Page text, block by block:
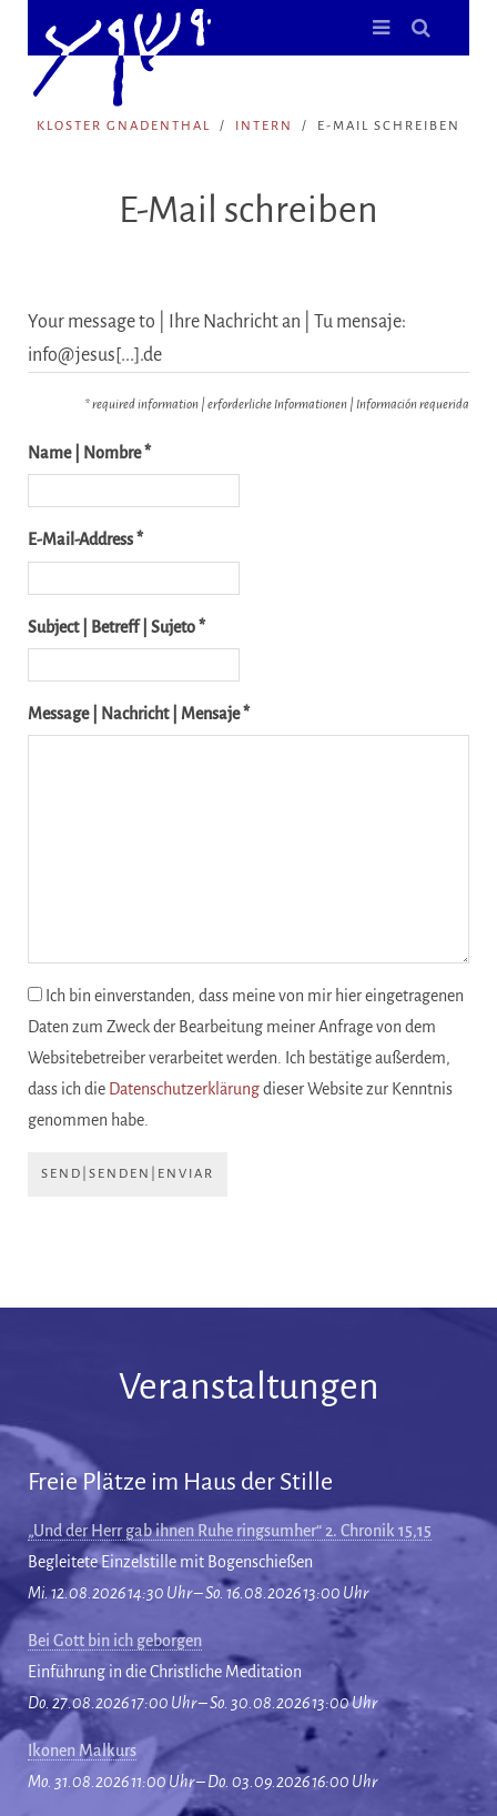
KLOSTER GNADENTHAL INTERN E-MAIL SCHREIBEN
E-Mail schreiben
Your message to | Ihre Nachricht an | Tu mensaje:
info@jesus[...].de
* required information | erforderliche Informationen | Información requerida
Name | Nombre *
E-Mail-Address *
Subject | Betreff | Sujeto *
Message | Nachricht | Mensaje *
Ich bin einverstanden, dass meine von mir hier eingetragenen
Daten zum Zweck der Bearbeitung meiner Anfrage von dem
Websitebetreiber verarbeitet werden. Ich bestätige außerdem,
dass ich die Datenschutzerklärungdieser Website zur Kenntnis
genommen habe.
SEND|SENDEN|ENVIAR
Veranstaltungen
Freie Plätze im Haus der Stille
„Und der Herr gab ihnen Ruhe ringsumher“ 2. Chronik 15,15
Begleitete Einzelstille mit Bogenschießen
Mi. 12.08.2026 14:30 Uhr – So. 16.08.2026 13:00 Uhr
Bei Gott bin ich geborgen
Einführung in die Christliche Meditation
Do. 27.08.2026 17:00 Uhr – So. 30.08.2026 13:00 Uhr
Ikonen Malkurs
Mo. 31.08.2026 11:00 Uhr – Do. 03.09.2026 16:00 Uhr